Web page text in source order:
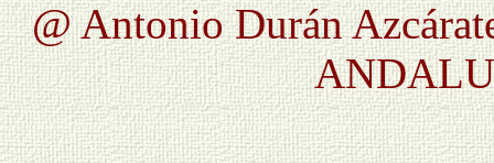
@ Antonio Durán